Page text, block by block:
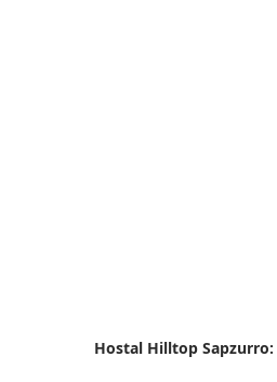
Hostal Hilltop Sapzurro: